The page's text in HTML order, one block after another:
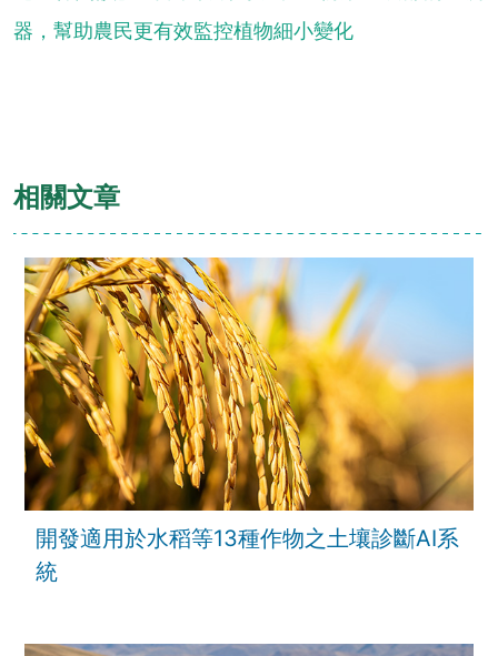
器，幫助農民更有效監控植物細小變化
相關文章
開發適用於水稻等13種作物之土壤診斷AI系
統